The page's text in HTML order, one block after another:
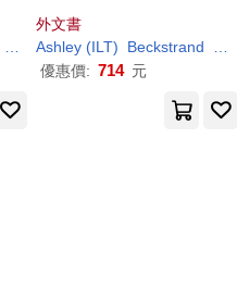
Shari (ILT)
外文書
Ashley (ILT) Beckstrand
優惠價: 714 元